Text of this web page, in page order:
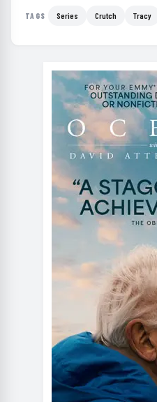
TAGS Series Crutch Tracy